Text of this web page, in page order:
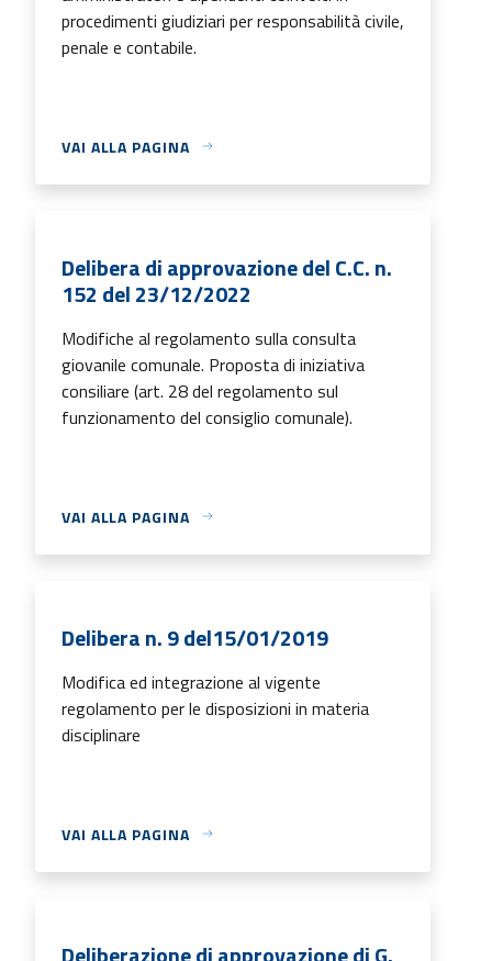
procedimenti giudiziari per responsabilità civile,
penale e contabile.
VAI ALLA PAGINA
Delibera di approvazione del C.C. n.
152 del 23/12/2022
Modifiche al regolamento sulla consulta
giovanile comunale. Proposta di iniziativa
consiliare (art. 28 del regolamento sul
funzionamento del consiglio comunale).
VAI ALLA PAGINA
Delibera n. 9 del15/01/2019
Modifica ed integrazione al vigente
regolamento per le disposizioni in materia
disciplinare
VAI ALLA PAGINA